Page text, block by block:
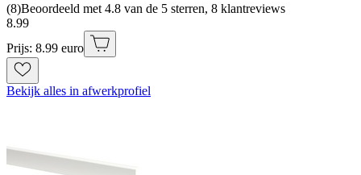
(8)Beoordeeld met 4.8 van de 5 sterren, 8 klantreviews
8.99
Prijs: 8.99 euro
Bekijk alles in afwerkprofiel